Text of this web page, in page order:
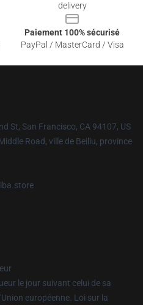
delivery
Paiement 100% sécurisé
PayPal / MasterCard / Visa
St, San Francisco, CA 94107, US
Road, ville de Beiliu, province
le jour suivant celui de sa
européenne. Loi sur la